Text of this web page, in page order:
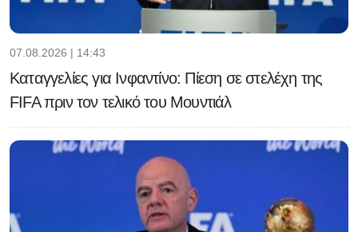
07.08.2026 | 14:43
Καταγγελίες για Ινφαντίνο: Πίεση σε στελέχη της
FIFA πριν τον τελικό του Μουντιάλ